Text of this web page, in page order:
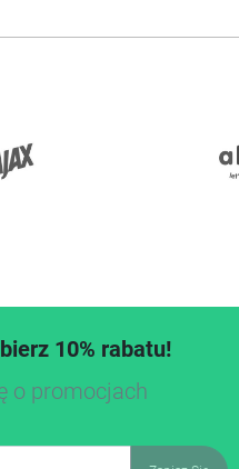
10% rabatu!
o promocjach